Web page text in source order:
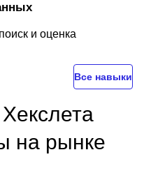
и оценка
Все навыки
на рынке